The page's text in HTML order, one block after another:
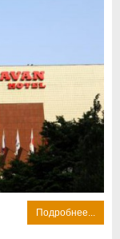
Подробнее...